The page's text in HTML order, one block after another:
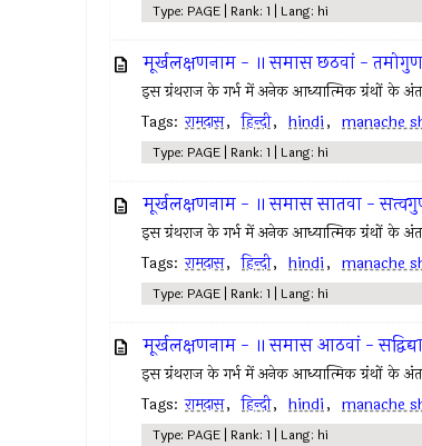
Type: PAGE | Rank: 1 | Lang: hi
मूर्खलक्षणनाम - ॥ समास छठवां -
इस ग्रंथराज के गर्भ में अनेक आध्यात्मिक ग्रंथों के
Tags: रामदास, हिन्दी, hindi, manache
Type: PAGE | Rank: 1 | Lang: hi
मूर्खलक्षणनाम - ॥ समास सातवा -
इस ग्रंथराज के गर्भ में अनेक आध्यात्मिक ग्रंथों के
Tags: रामदास, हिन्दी, hindi, manache
Type: PAGE | Rank: 1 | Lang: hi
मूर्खलक्षणनाम - ॥ समास आठवां -
इस ग्रंथराज के गर्भ में अनेक आध्यात्मिक ग्रंथों के
Tags: रामदास, हिन्दी, hindi, manache
Type: PAGE | Rank: 1 | Lang: hi